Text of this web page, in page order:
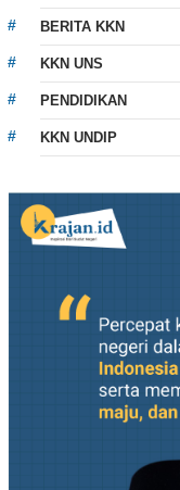
BERITA KKN
KKN UNS
PENDIDIKAN
KKN UNDIP